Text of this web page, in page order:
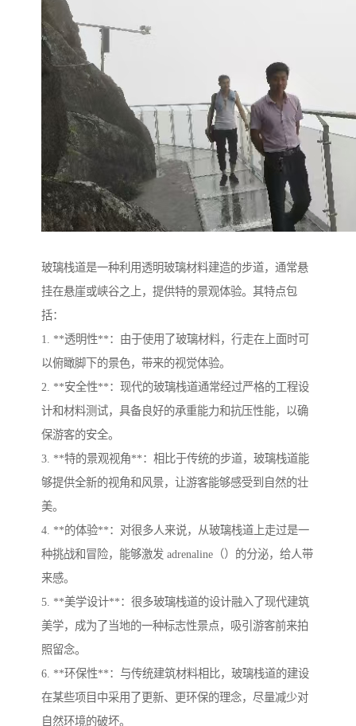
玻璃栈道是一种利用透明玻璃材料建造的步道，通常悬
挂在悬崖或峡谷之上，提供特的景观体验。其特点包
括：
1. **透明性**：由于使用了玻璃材料，行走在上面时可
以俯瞰脚下的景色，带来的视觉体验。
2. **安全性**：现代的玻璃栈道通常经过严格的工程设
计和材料测试，具备良好的承重能力和抗压性能，以确
保游客的安全。
3. **特的景观视角**：相比于传统的步道，玻璃栈道能
够提供全新的视角和风景，让游客能够感受到自然的壮
美。
4. **的体验**：对很多人来说，从玻璃栈道上走过是一
种挑战和冒险，能够激发 adrenaline（）的分泌，给人带
来感。
5. **美学设计**：很多玻璃栈道的设计融入了现代建筑
美学，成为了当地的一种标志性景点，吸引游客前来拍
照留念。
6. **环保性**：与传统建筑材料相比，玻璃栈道的建设
在某些项目中采用了更新、更环保的理念，尽量减少对
自然环境的破坏。